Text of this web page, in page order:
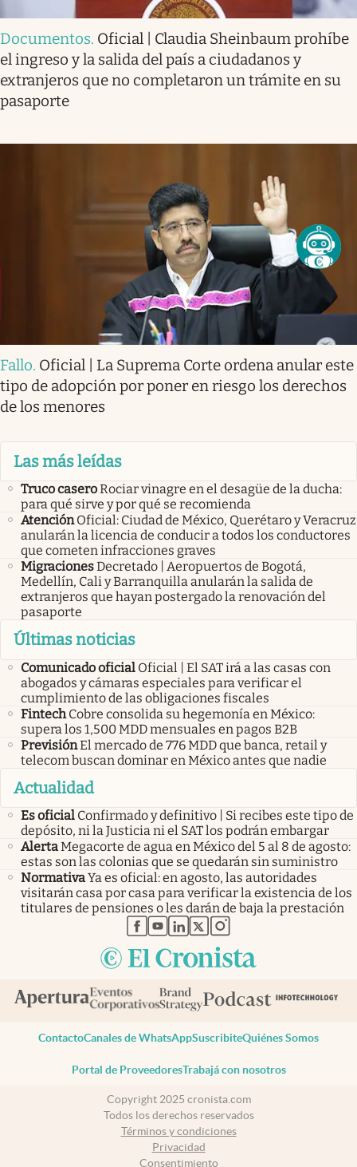
Documentos. Oficial | Claudia Sheinbaum prohíbe
el ingreso y la salida del país a ciudadanos y
extranjeros que no completaron un trámite en su
pasaporte
Fallo. Oficial | La Suprema Corte ordena anular este
tipo de adopción por poner en riesgo los derechos
de los menores
Las más leídas
Truco caseroRociar vinagre en el desagüe de la ducha:
para qué sirve y por qué se recomienda
Atención Oficial: Ciudad de México, Querétaro y Veracruz
anularán la licencia de conducir a todos los conductores
que cometen infracciones graves
MigracionesDecretado | Aeropuertos de Bogotá,
Medellín, Cali y Barranquilla anularán la salida de
extranjeros que hayan postergado la renovación del
pasaporte
Últimas noticias
Comunicado oficial Oficial | El SAT irá a las casas con
abogados y cámaras especiales para verificar el
cumplimiento de las obligaciones fiscales
Fintech Cobre consolida su hegemonía en México:
supera los 1,500 MDD mensuales en pagos B2B
PrevisiónEl mercado de 776 MDD que banca, retail y
telecom buscan dominar en México antes que nadie
Actualidad
Es oficial Confirmado y definitivo | Si recibes este tipo de
depósito, ni la Justicia ni el SAT los podrán embargar
AlertaMegacorte de agua en México del 5 al 8 de agosto:
estas son las colonias que se quedarán sin suministro
NormativaYa es oficial: en agosto, las autoridades
visitarán casa por casa para verificar la existencia de los
titulares de pensiones o les darán de baja la prestación
abre en nueva pestaña
abre en nueva pestaña
abre en nueva pestaña
abre en nueva pestaña
abre en nueva pestaña
ContactoCanales de WhatsAppSuscribiteQuiénes Somos
Portal de ProveedoresTrabajá con nosotros
Copyright 2025 cronista.com
Todos los derechos reservados
Términos y condiciones
Privacidad
Consentimiento